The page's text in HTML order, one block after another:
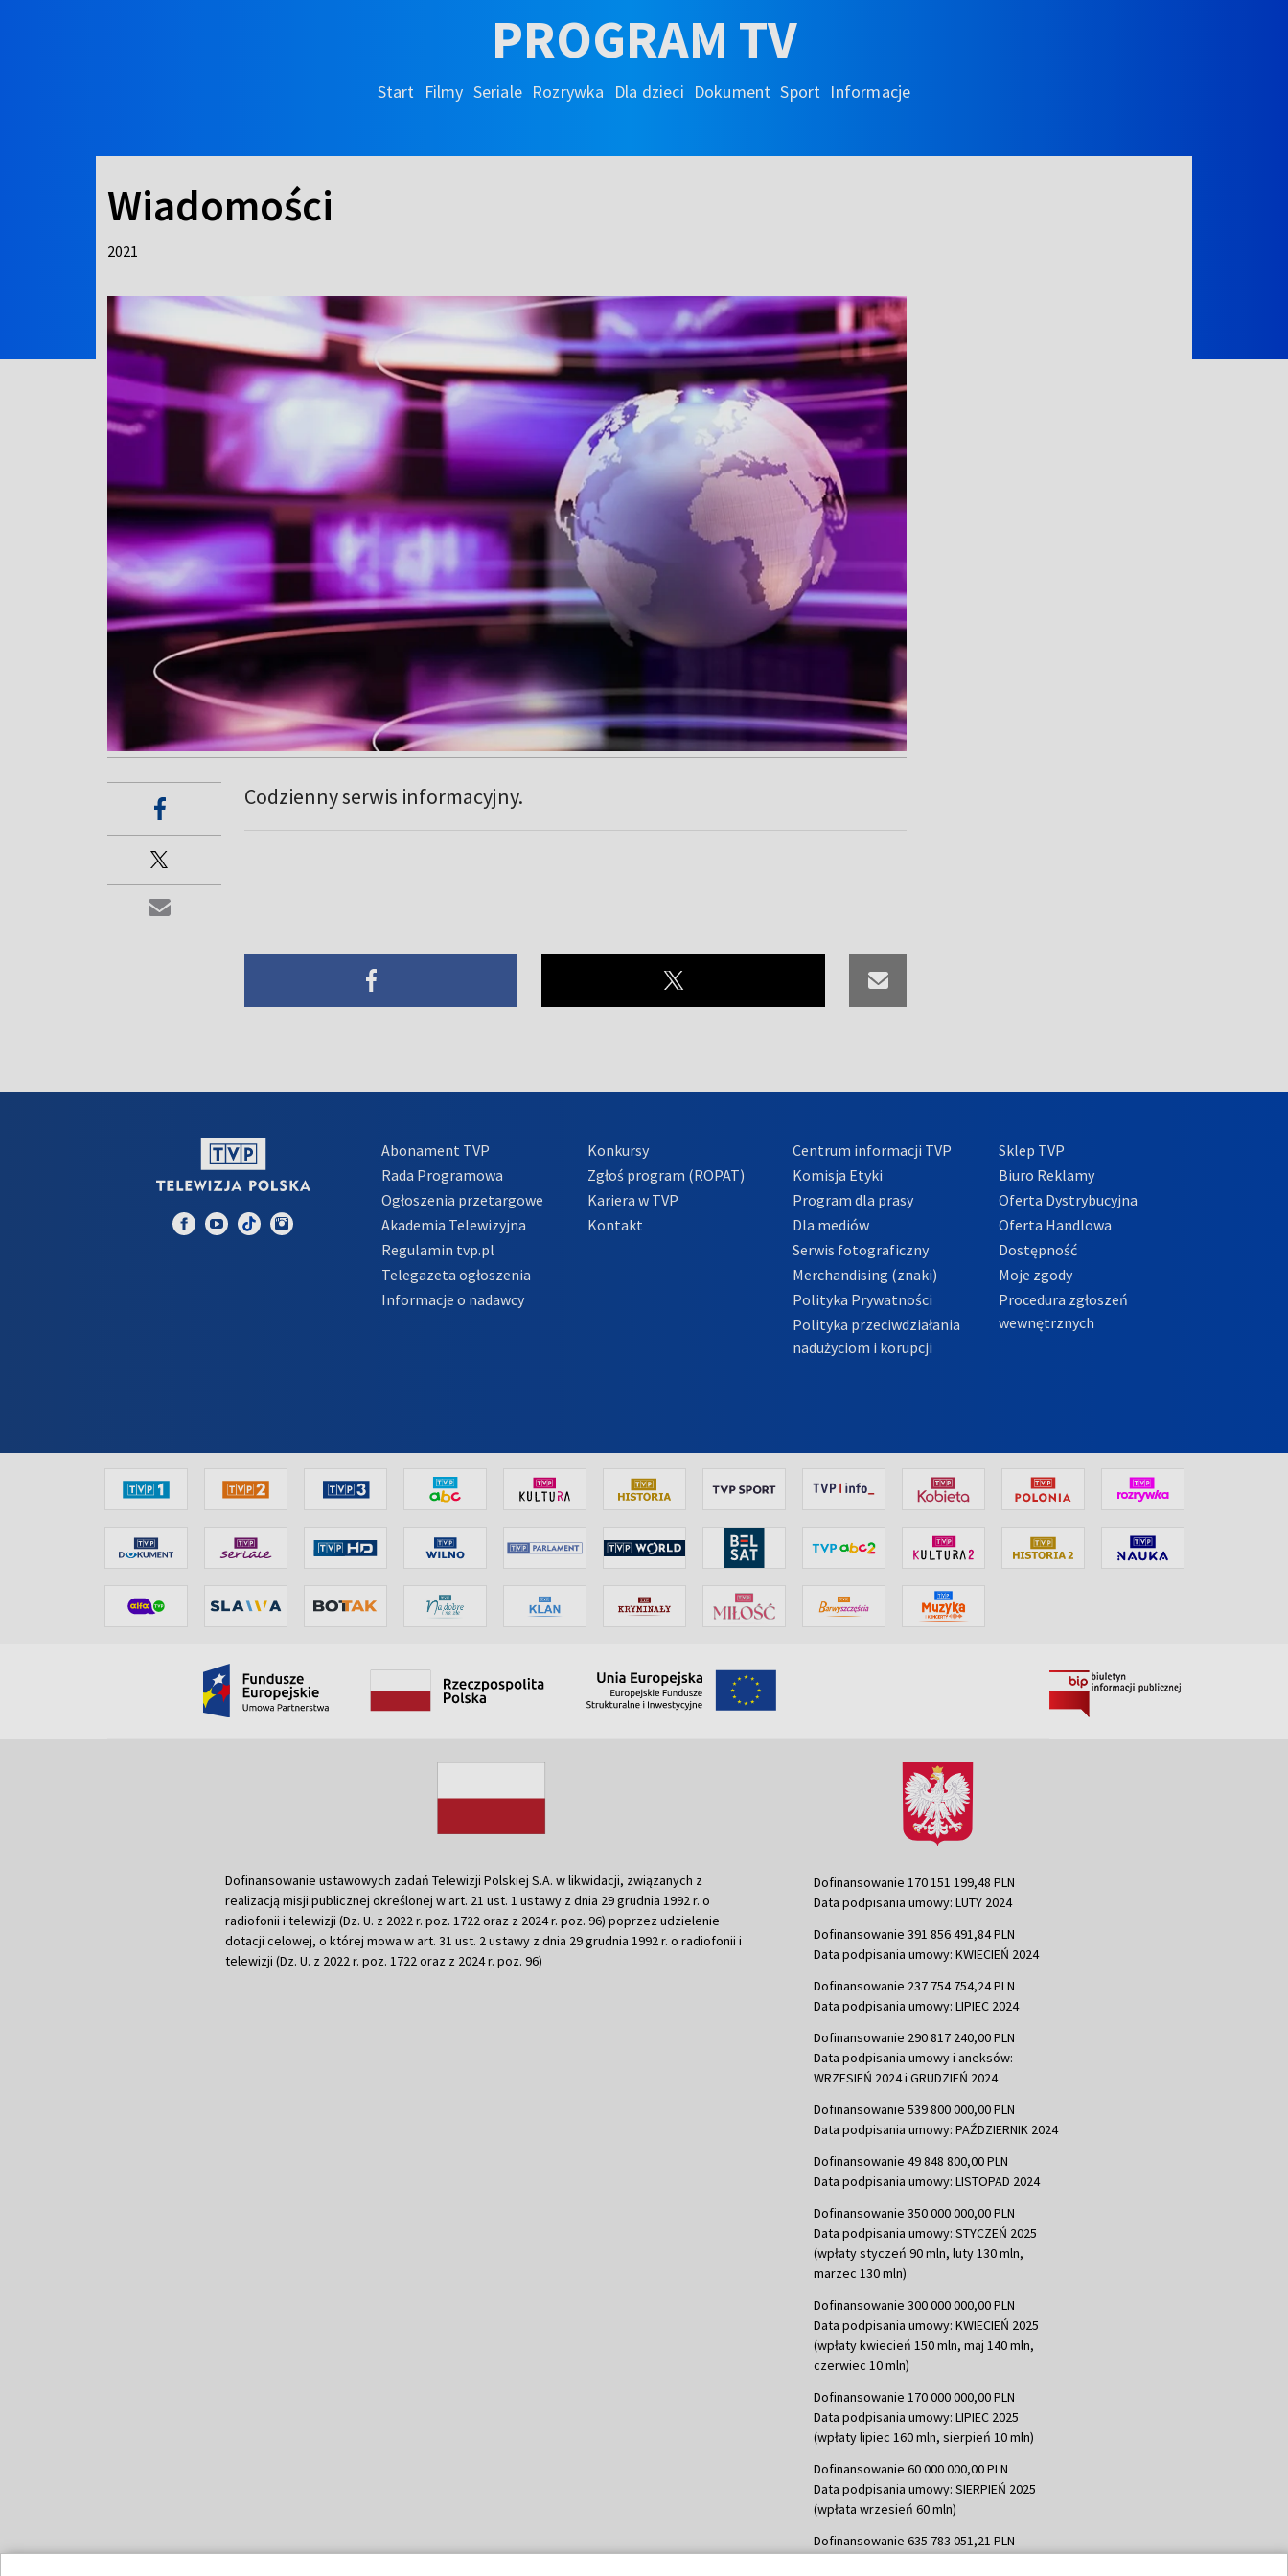
PROGRAM TV
Start Filmy Seriale Rozrywka Dla dzieci Dokument Sport Informacje
Wiadomości
2021
Codzienny serwis informacyjny.
Abonament TVP
Rada Programowa
Ogłoszenia przetargowe
Akademia Telewizyjna
Regulamin tvp.pl
Telegazeta ogłoszenia
Informacje o nadawcy
Konkursy
Zgłoś program (ROPAT)
Kariera w TVP
Kontakt
Centrum informacji TVP
Komisja Etyki
Program dla prasy
Dla mediów
Serwis fotograficzny
Merchandising (znaki)
Polityka Prywatności
Polityka przeciwdziałania
nadużyciom i korupcji
Sklep TVP
Biuro Reklamy
Oferta Dystrybucyjna
Oferta Handlowa
Dostępność
Moje zgody
Procedura zgłoszeń
wewnętrznych
Dofinansowanie ustawowych zadań Telewizji Polskiej S.A. w likwidacji, związanych z
realizacją misji publicznej określonej w art. 21 ust. 1 ustawy z dnia 29 grudnia 1992 r. o
radiofonii i telewizji (Dz. U. z 2022 r. poz. 1722 oraz z 2024 r. poz. 96) poprzez udzielenie
dotacji celowej, o której mowa w art. 31 ust. 2 ustawy z dnia 29 grudnia 1992 r. o radiofonii i
telewizji (Dz. U. z 2022 r. poz. 1722 oraz z 2024 r. poz. 96)
Dofinansowanie 170 151 199,48 PLN
Data podpisania umowy: LUTY 2024
Dofinansowanie 391 856 491,84 PLN
Data podpisania umowy: KWIECIEŃ 2024
Dofinansowanie 237 754 754,24 PLN
Data podpisania umowy: LIPIEC 2024
Dofinansowanie 290 817 240,00 PLN
Data podpisania umowy i aneksów:
WRZESIEŃ 2024 i GRUDZIEŃ 2024
Dofinansowanie 539 800 000,00 PLN
Data podpisania umowy: PAŹDZIERNIK 2024
Dofinansowanie 49 848 800,00 PLN
Data podpisania umowy: LISTOPAD 2024
Dofinansowanie 350 000 000,00 PLN
Data podpisania umowy: STYCZEŃ 2025
(wpłaty styczeń 90 mln, luty 130 mln,
marzec 130 mln)
Dofinansowanie 300 000 000,00 PLN
Data podpisania umowy: KWIECIEŃ 2025
(wpłaty kwiecień 150 mln, maj 140 mln,
czerwiec 10 mln)
Dofinansowanie 170 000 000,00 PLN
Data podpisania umowy: LIPIEC 2025
(wpłaty lipiec 160 mln, sierpień 10 mln)
Dofinansowanie 60 000 000,00 PLN
Data podpisania umowy: SIERPIEŃ 2025
(wpłata wrzesień 60 mln)
Dofinansowanie 635 783 051,21 PLN